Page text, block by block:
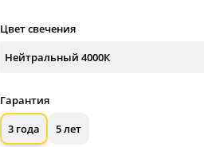
Цвет свечения
Гарантия
3 года
5 лет